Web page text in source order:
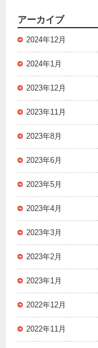
アーカイブ
2024年12月
2024年1月
2023年12月
2023年11月
2023年8月
2023年6月
2023年5月
2023年4月
2023年3月
2023年2月
2023年1月
2022年12月
2022年11月